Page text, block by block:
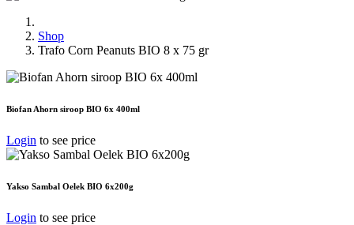
Shop
Trafo Corn Peanuts BIO 8 x 75 gr
Biofan Ahorn siroop BIO 6x 400ml
Login to see price
Yakso Sambal Oelek BIO 6x200g
Login to see price